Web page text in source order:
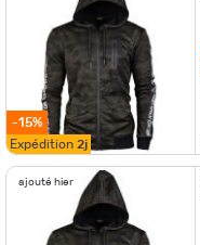
-15%
Expédition 2j
ajouté hier